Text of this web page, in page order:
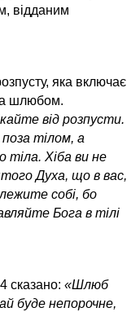
відданим
яка включає
шлюбом.
від розпусти.
тілом, а
тіла. Хіба ви не
Духа, що в вас,
собі, бо
Бога в тілі
сказано: «Шлюб
буде непорочне,